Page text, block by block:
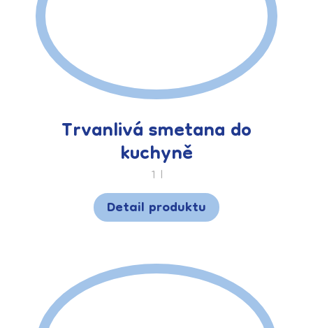
Trvanlivá smetana do
kuchyně
1 l
Detail produktu